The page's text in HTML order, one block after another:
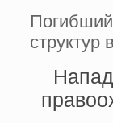
структур